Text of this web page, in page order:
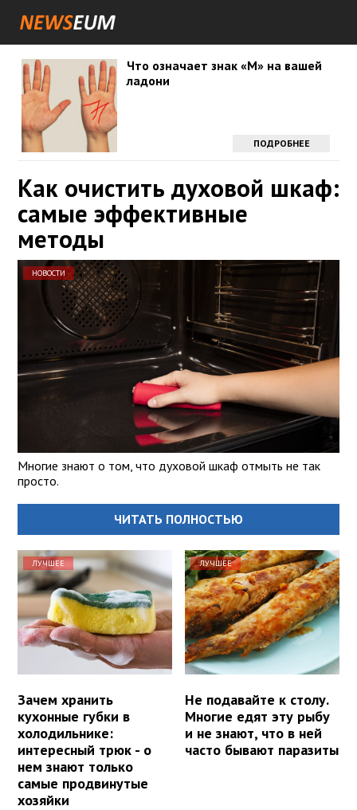
Что означает знак «М» на вашей
ладони
ПОДРОБНЕЕ
Как очистить духовой шкаф:
самые эффективные
методы
НОВОСТИ
Многие знают о том, что духовой шкаф отмыть не так
просто.
ЧИТАТЬ ПОЛНОСТЬЮ
ЛУЧШЕЕ
Зачем хранить
кухонные губки в
холодильнике:
интересный трюк - о
нем знают только
самые продвинутые
хозяйки
ЛУЧШЕЕ
Не подавайте к столу.
Многие едят эту рыбу
и не знают, что в ней
часто бывают паразиты